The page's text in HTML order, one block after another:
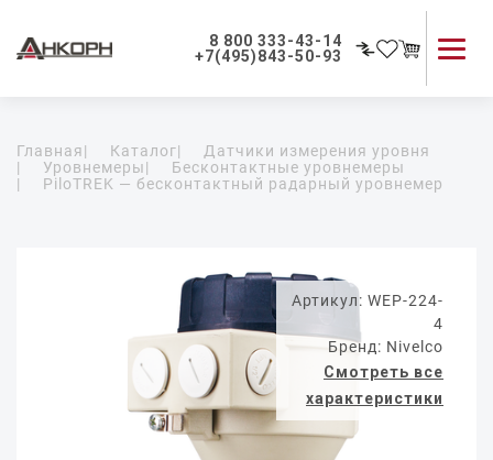
8 800 333-43-14
+7(495)843-50-93
Применение приборов
Как мы работаем
Главная| Каталог|
Датчики измерения уровня
|
Уровнемеры|
Бесконтактные уровнемеры
|
PiloTREK — бесконтактный радарный уровнемер
Артикул: WEP-224-
4
Бренд: Nivelco
Смотреть все
характеристики